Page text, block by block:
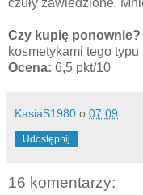
czuły zawiedzione.
Czy kupię ponownie?
kosmetykami tego typu
Ocena: 6,5 pkt/10
KasiaS1980 o 07:09
Udostępnij
16 komentarzy: